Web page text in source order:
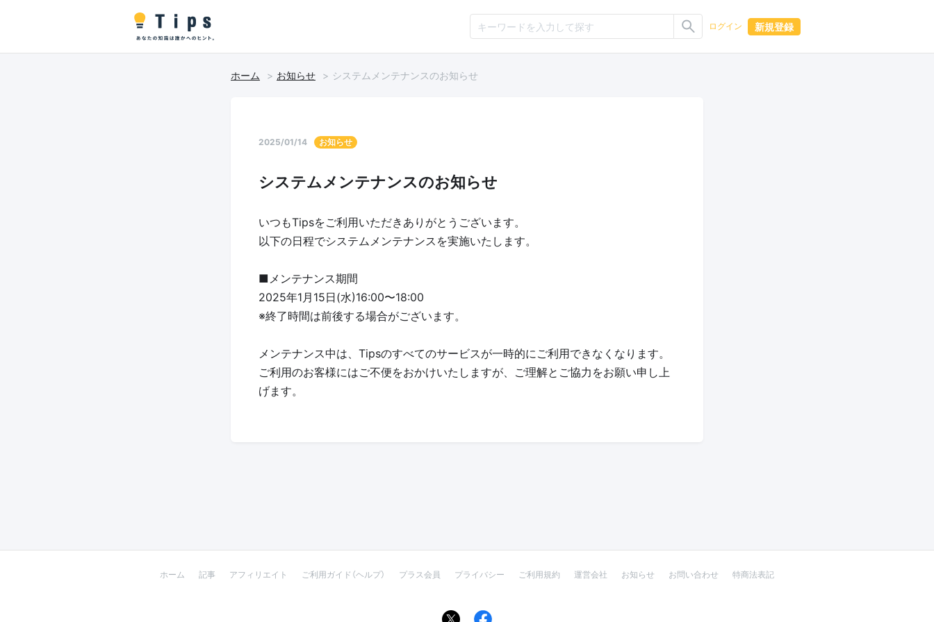
ログイン 新規登録
ホーム お知らせ システムメンテナンスのお知らせ
2025/01/14 お知らせ
システムメンテナンスのお知らせ
いつもTipsをご利用いただきありがとうございます。
以下の日程でシステムメンテナンスを実施いたします。
■メンテナンス期間
2025年1月15日(水)16:00〜18:00
※終了時間は前後する場合がございます。
メンテナンス中は、Tipsのすべてのサービスが一時的にご利用できなくなります。
ご利用のお客様にはご不便をおかけいたしますが、ご理解とご協力をお願い申し上
げます。
ホーム 記事 アフィリエイト ご利用ガイド（ヘルプ） プラス会員 プライバシー ご利用規約 運営会社 お知らせ お問い合わせ 特商法表記